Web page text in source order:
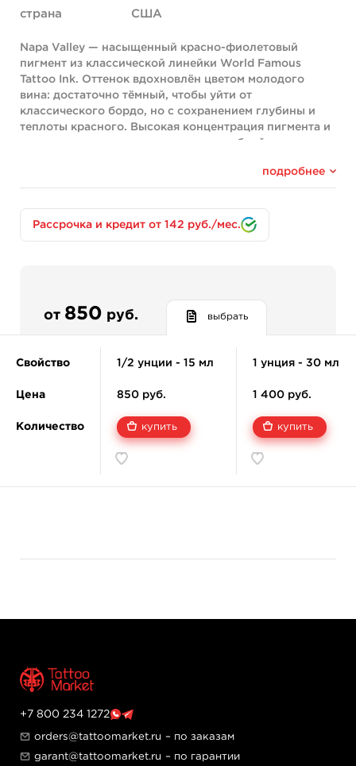
страна
США
Napa Valley — насыщенный красно-фиолетовый
пигмент из классической линейки World Famous
Tattoo Ink. Оттенок вдохновлён цветом молодого
вина: достаточно тёмный, чтобы уйти от
классического бордо, но с сохранением глубины и
теплоты красного. Высокая концентрация пигмента и
ровная подача делают эту краску удобной для
другими цветами. Интенсивная пигментация
обеспечивает насыщенный цвет, а хорошая текучесть
с плавной подачей, что позволяет работать уверенно
и без лишних проходов. Краска подходит для работы
продуктов животного происхождения и не
сертификацией Vegan-Friendly. Пигмент разлит в
закручивающейся крышкой, а этикетка защищена от
влаги и вскрытия.
Основные сведения
Бренд: World Famous Tattoo Ink
Объём и упаковка
Пигмент поставляется в флаконе из crystal-flex
пластика с закручивающейся крышкой. Этикетка
устойчива к влаге и защищена от вскрытия.
Состав и безопасность
подробнее
Рассрочка и кредит от 142 руб./мес.
от 850 руб. выбрать
Свойство
Цена
Количество
1/2 унции - 15 мл
850 руб.
купить
1 унция - 30 мл
1 400 руб.
купить
+7 800 234 1272
orders@tattoomarket.ru – по заказам
garant@tattoomarket.ru – по гарантии